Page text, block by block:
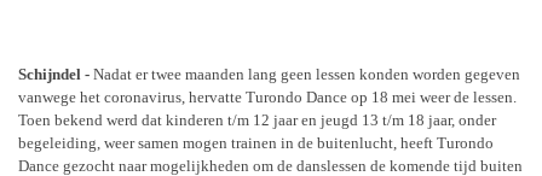
Schijndel - Nadat er twee maanden lang geen lessen konden worden gegeven
vanwege het coronavirus, hervatte Turondo Dance op 18 mei weer de lessen.
Toen bekend werd dat kinderen t/m 12 jaar en jeugd 13 t/m 18 jaar, onder
begeleiding, weer samen mogen trainen in de buitenlucht, heeft Turondo
Dance gezocht naar mogelijkheden om de danslessen de komende tijd buiten